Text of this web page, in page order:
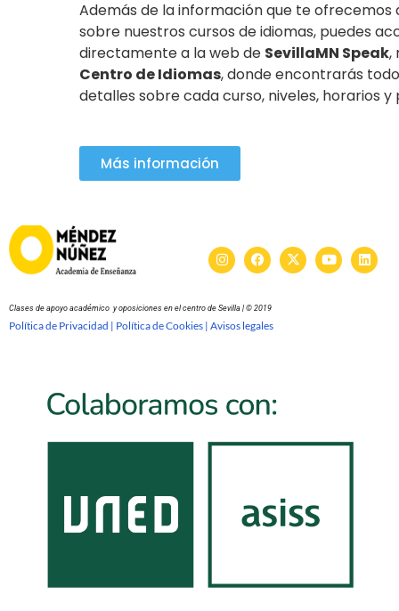
Además de la información que te ofrecemos
sobre nuestros cursos de idiomas, puedes
directamente a la web de SevillaMN Speak,
Centro de Idiomas, donde encontrarás
detalles sobre cada curso, niveles, horarios
Más información
Clases de apoyo académico y oposiciones en el centro de Sevilla | © 2019
Política de Privacidad | Política de Cookies | Avisos legales